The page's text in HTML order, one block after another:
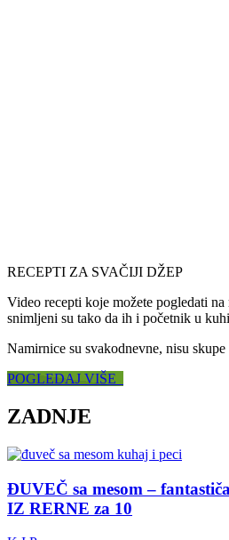
RECEPTI ZA SVAČIJI DŽEP
Video recepti koje možete pogledati
snimljeni su tako da ih i početnik u
Namirnice su svakodnevne, nisu
POGLEDAJ VIŠE
ZADNJE
ĐUVEČ sa mesom –
IZ RERNE za 10